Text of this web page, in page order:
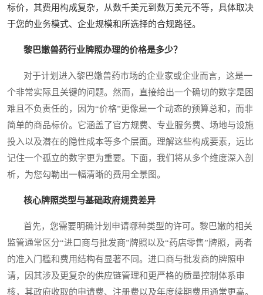
标价，其费用构成复杂，从数千美元到数万美元不等，具体取决
于您的业务模式、企业规模和所选择的合规路径。
黎巴嫩兽药行业牌照办理的价格是多少？
对于计划进入黎巴嫩兽药市场的企业家或企业而言，这是一
个非常实际且关键的问题。然而，直接给出一个确切的数字是困
难且不负责任的，因为“价格”更像是一个动态的预算总和，而非
简单的商品标价。它涵盖了官方规费、专业服务费、场地与设施
投入以及潜在的隐性成本等多个层面。理解这些构成要素，远比
记住一个孤立的数字更为重要。下面，我们将从多个维度深入剖
析，为您勾勒出一幅清晰的费用全景图。
核心牌照类型与基础政府规费差异
首先，您需要明确计划申请哪种类型的许可。黎巴嫩的相关
监管通常区分“进口商与批发商”牌照以及“药店零售”牌照，两者
的准入门槛和费用结构有显著不同。进口商与批发商的牌照申
请，因其涉及更复杂的供应链管理和更严格的质量控制体系审
核，其政府收取的申请费、注册费以及年度续期费用通常更高。